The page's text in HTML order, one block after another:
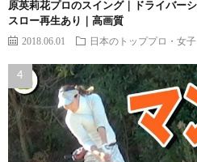
原英莉花プロのスイング｜ドライバー
スロー再生あり｜高画質
2018.06.01 日本のトッププロ・女子